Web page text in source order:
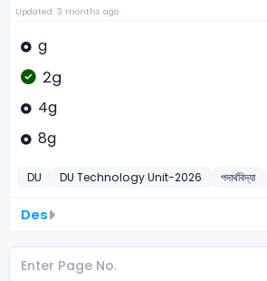
Updated: 3 months ago
g
2g
4g
8g
DU DU Technology Unit-2026 পদার্থবিদ্যা
Des